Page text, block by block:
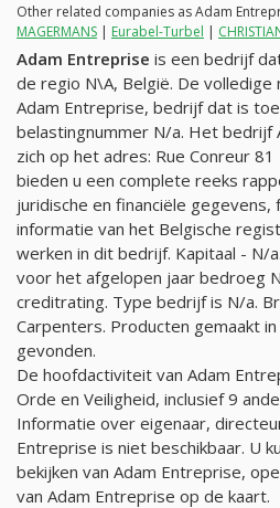
Other related companies as Adam
MAGERMANS | Eurabel-Turbel |
Adam Entreprise is een bedrijf
de regio N\A, België. De volledige
Adam Entreprise, bedrijf dat is
belastingnummer N/a. Het bedrijf
zich op het adres: Rue Conreur
bieden u een complete reeks
juridische en financiële
informatie van het Belgische
werken in dit bedrijf. Kapitaal - N/a
voor het afgelopen jaar bedroeg
creditrating. Type bedrijf is N/a.
Carpenters. Producten gemaakt
gevonden.
De hoofdactiviteit van Adam
Orde en Veiligheid, inclusief 9
Informatie over eigenaar,
Entreprise is niet beschikbaar. U
bekijken van Adam Entreprise,
van Adam Entreprise op de kaart.